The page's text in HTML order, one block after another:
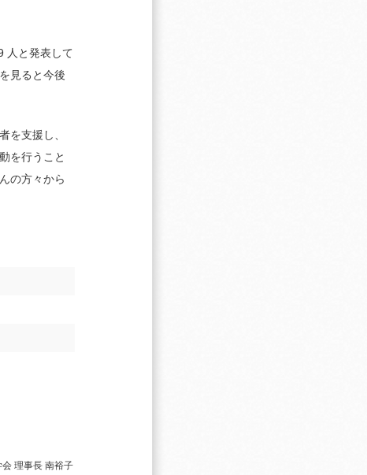
人と発表して
見ると今後
を支援し、
を行うこと
の方々から
理事長 南裕子